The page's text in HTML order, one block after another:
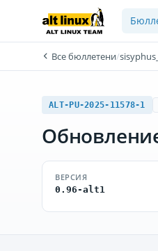
Все бюллетени/
ALT-PU-2025-11578-1
ВЕРСИЯ
0.96-alt1